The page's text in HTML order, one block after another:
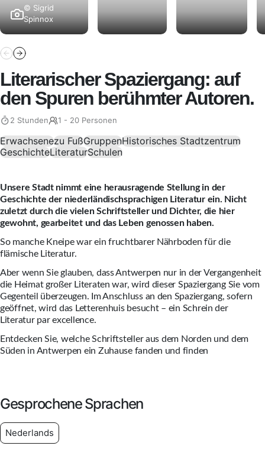
© Sigrid
Spinnox
Literarischer Spaziergang: auf
den Spuren berühmter Autoren.
2 Stunden 1 - 20 Personen
Erwachsenezu FußGruppenHistorisches Stadtzentrum
GeschichteLiteraturSchulen
Unsere Stadt nimmt eine herausragende Stellung in der
Geschichte der niederländischsprachigen Literatur ein. Nicht
zuletzt durch die vielen Schriftsteller und Dichter, die hier
gewohnt, gearbeitet und das Leben genossen haben.
So manche Kneipe war ein fruchtbarer Nährboden für die
flämische Literatur.
Aber wenn Sie glauben, dass Antwerpen nur in der Vergangenheit
die Heimat großer Literaten war, wird dieser Spaziergang Sie vom
Gegenteil überzeugen. Im Anschluss an den Spaziergang, sofern
geöffnet, wird das Letterenhuis besucht – ein Schrein der
Literatur par excellence.
Entdecken Sie, welche Schriftsteller aus dem Norden und dem
Süden in Antwerpen ein Zuhause fanden und finden
Gesprochene Sprachen
Nederlands